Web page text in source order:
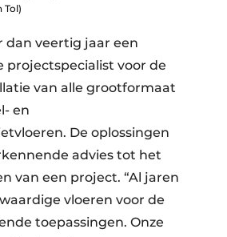
Tol)
dan veertig jaar een
projectspecialist voor de
van alle grootformaat
en
De oplossingen
advies tot het
van een project. “Al jaren
vloeren voor de
toepassingen. Onze